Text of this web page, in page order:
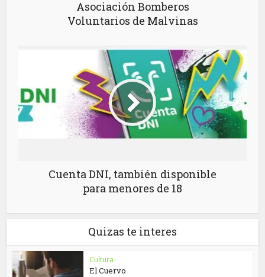
Asociación Bomberos
Voluntarios de Malvinas
Cuenta DNI, también disponible
para menores de 18
Quizas te interes
Cultura
El Cuervo